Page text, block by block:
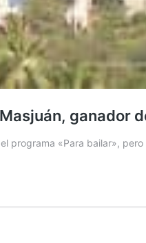
ganador
programa «Para bailar»,